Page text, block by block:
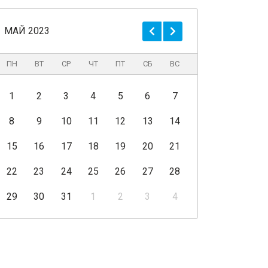
МАЙ 2023
ПН ВТ СР ЧТ ПТ СБ ВС
1 2 3 4 5 6 7
8 9 10 11 12 13 14
15 16 17 18 19 20 21
22 23 24 25 26 27 28
29 30 31 1 2 3 4